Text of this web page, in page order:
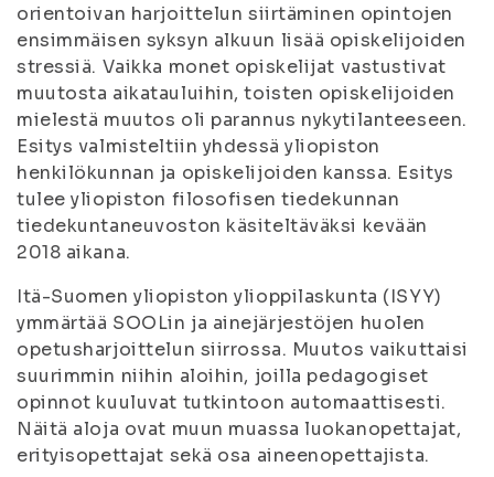
orientoivan harjoittelun siirtäminen opintojen
ensimmäisen syksyn alkuun lisää opiskelijoiden
stressiä. Vaikka monet opiskelijat vastustivat
muutosta aikatauluihin, toisten opiskelijoiden
mielestä muutos oli parannus nykytilanteeseen.
Esitys valmisteltiin yhdessä yliopiston
henkilökunnan ja opiskelijoiden kanssa. Esitys
tulee yliopiston filosofisen tiedekunnan
tiedekuntaneuvoston käsiteltäväksi kevään
2018 aikana.
Itä-Suomen yliopiston ylioppilaskunta (ISYY)
ymmärtää SOOLin ja ainejärjestöjen huolen
opetusharjoittelun siirrossa. Muutos vaikuttaisi
suurimmin niihin aloihin, joilla pedagogiset
opinnot kuuluvat tutkintoon automaattisesti.
Näitä aloja ovat muun muassa luokanopettajat,
erityisopettajat sekä osa aineenopettajista.